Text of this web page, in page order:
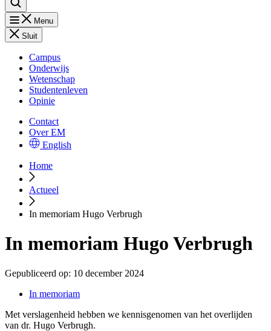
Menu
Sluit
Campus
Onderwijs
Wetenschap
Studentenleven
Opinie
Contact
Over EM
English
Home
Actueel
In memoriam Hugo Verbrugh
In memoriam Hugo Verbrugh
Gepubliceerd op: 10 december 2024
In memoriam
Met verslagenheid hebben we kennisgenomen van het overlijden
van dr. Hugo Verbrugh.